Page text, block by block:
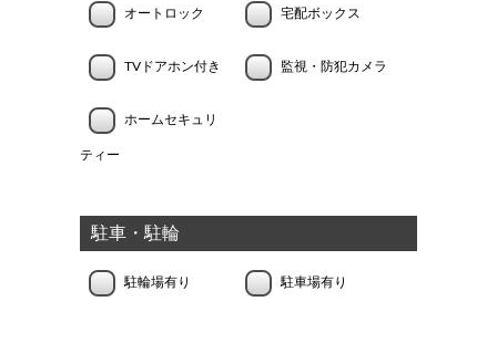
オートロック 宅配ボックス
TVドアホン付き 監視・防犯カメラ
ホームセキュリ
ティー
駐車・駐輪
駐輪場有り 駐車場有り